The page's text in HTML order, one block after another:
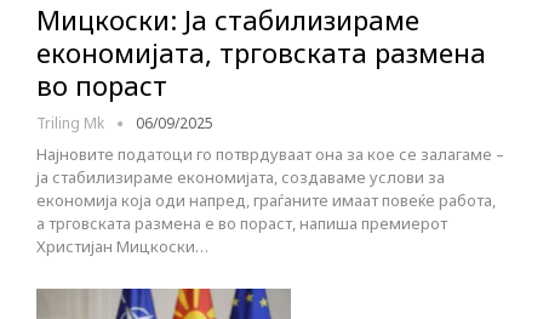
Мицкоски: Ја стабилизираме
економијата, трговската размена
во пораст
Triling Mk 06/09/2025
Најновите податоци го потврдуваат она за кое се залагаме –
ја стабилизираме економијата, создаваме услови за
економија која оди напред, граѓаните имаат повеќе работа,
а трговската размена е во пораст, напиша премиерот
Христијан Мицкоски…